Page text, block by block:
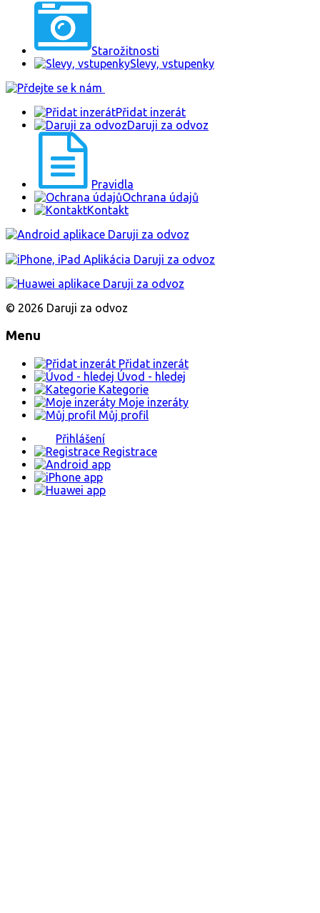
Starožitnosti
Slevy, vstupenky
Přidat inzerát
Daruji za odvoz
Pravidla
Ochrana údajů
Kontakt
© 2026 Daruji za odvoz
Menu
Přidat inzerát
Úvod - hledej
Kategorie
Moje inzeráty
Můj profil
Přihlášení
Registrace